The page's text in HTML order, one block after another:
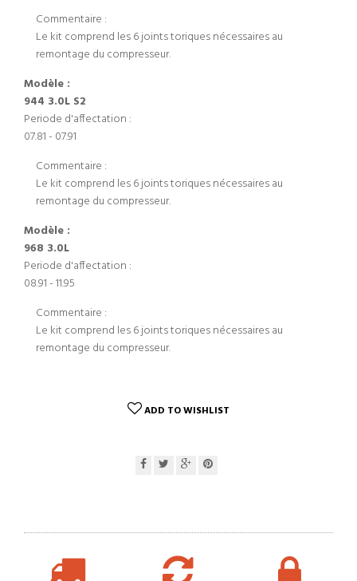
Commentaire :
Le kit comprend les 6 joints toriques nécessaires au
remontage du compresseur.
Modèle :
944 3.0L S2
Periode d'affectation :
07.81 - 07.91
Commentaire :
Le kit comprend les 6 joints toriques nécessaires au
remontage du compresseur.
Modèle :
968 3.0L
Periode d'affectation :
08.91 - 11.95
Commentaire :
Le kit comprend les 6 joints toriques nécessaires au
remontage du compresseur.
ADD TO WISHLIST